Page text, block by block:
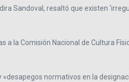
Sandoval, resaltó que existen
a la Comisión Nacional de Cultura
«desapegos normativos en la